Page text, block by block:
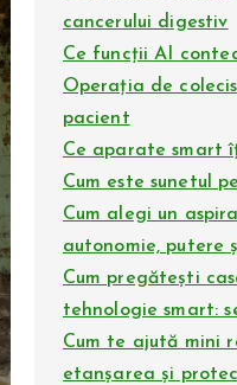
cancerului digestiv
Ce funcții AI
Operația de
pacient
Ce aparate smart
Cum este sunetul
Cum alegi un
autonomie, putere
Cum pregătești
tehnologie smart:
Cum te ajută mini
etanșarea și